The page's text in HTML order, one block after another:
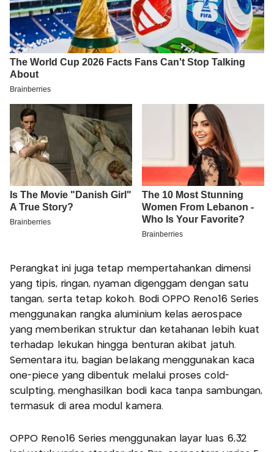
Perangkat ini juga tetap mempertahankan dimensi
yang tipis, ringan, nyaman digenggam dengan satu
tangan, serta tetap kokoh. Bodi OPPO Reno16 Series
menggunakan rangka aluminium kelas aerospace
yang memberikan struktur dan ketahanan lebih kuat
terhadap lekukan hingga benturan akibat jatuh.
Sementara itu, bagian belakang menggunakan kaca
one-piece yang dibentuk melalui proses cold-
sculpting, menghasilkan bodi kaca tanpa sambungan,
termasuk di area modul kamera.
OPPO Reno16 Series menggunakan layar luas 6,32